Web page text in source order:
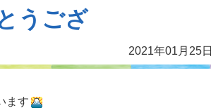
うござ
2021年01月25日
ます